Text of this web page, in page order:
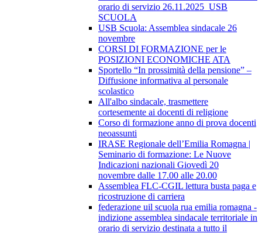
orario di servizio 26.11.2025_USB
SCUOLA
USB Scuola: Assemblea sindacale 26
novembre
CORSI DI FORMAZIONE per le
POSIZIONI ECONOMICHE ATA
Sportello “In prossimità della pensione” –
Diffusione informativa al personale
scolastico
All'albo sindacale, trasmettere
cortesemente ai docenti di religione
Corso di formazione anno di prova docenti
neoassunti
IRASE Regionale dell’Emilia Romagna |
Seminario di formazione: Le Nuove
Indicazioni nazionali Giovedì 20
novembre dalle 17.00 alle 20.00
Assemblea FLC-CGIL lettura busta paga e
ricostruzione di carriera
federazione uil scuola rua emilia romagna -
indizione assemblea sindacale territoriale in
orario di servizio destinata a tutto il